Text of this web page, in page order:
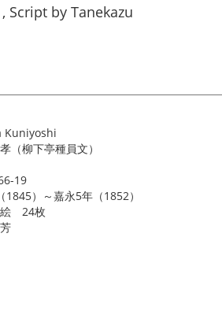
Script by Tanekazu
Kuniyoshi
（柳下亭種員文）
19
1845）～嘉永5年（1852）
絵 24枚